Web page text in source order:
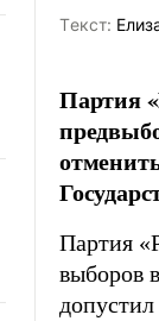
Tекст:
Партия
Партия
выборов